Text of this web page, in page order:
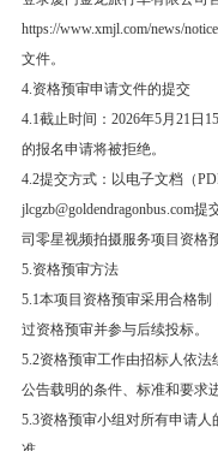
https://www.xmjl.com/news/
文件。
4.资格预审申请文件的提交
4.1截止时间：2026年5月21日
的报名申请将被拒绝。
4.2提交方式：以电子文档（
jlcgzb@goldendragonbus.com
司零星视频拍摄服务项目资格
5.资格预审方法
5.1本项目资格预审采用合格
过资格预审并参与后续投标。
5.2资格预审工作由招标人依
公告载明的条件、标准和要求
5.3资格预审小组对所有申请